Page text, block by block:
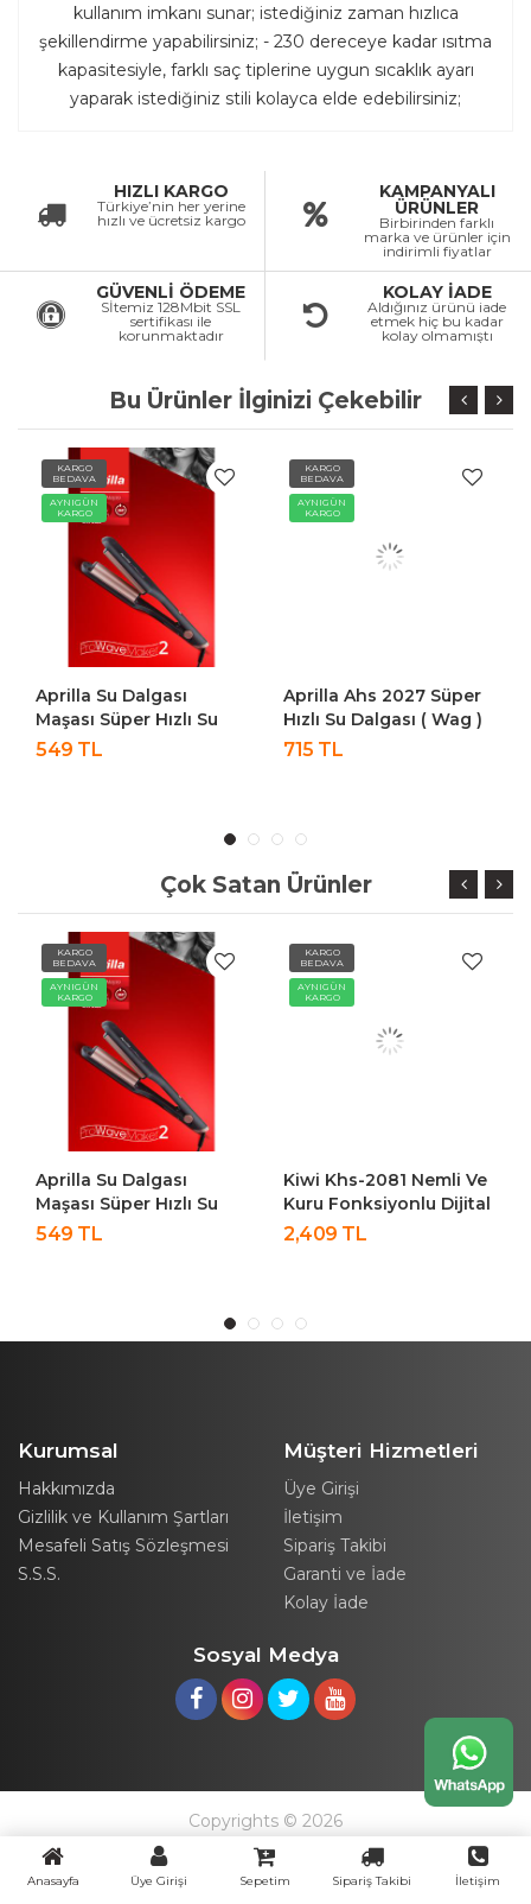
kullanım imkanı sunar; istediğiniz zaman hızlıca
şekillendirme yapabilirsiniz; - 230 dereceye kadar ısıtma
kapasitesiyle, farklı saç tiplerine uygun sıcaklık ayarı
yaparak istediğiniz stili kolayca elde edebilirsiniz;
HIZLI KARGO
Türkiye’nin her yerine
hızlı ve ücretsiz kargo
KAMPANYALI
ÜRÜNLER
Birbirinden farklı
marka ve ürünler için
indirimli fiyatlar
GÜVENLİ ÖDEME
Sİtemiz 128Mbit SSL
sertifikası ile
korunmaktadır
KOLAY İADE
Aldığınız ürünü iade
etmek hiç bu kadar
kolay olmamıştı
Bu Ürünler İlginizi Çekebilir
KARGO
BEDAVA
AYNIGÜN
KARGO
Aprilla Su Dalgası
Maşası Süper Hızlı Su
Dalgası ( Wag ) Maşası
549 TL
KARGO
BEDAVA
AYNIGÜN
KARGO
Aprilla Ahs 2027 Süper
Hızlı Su Dalgası ( Wag )
Maşası
715 TL
Çok Satan Ürünler
KARGO
BEDAVA
AYNIGÜN
KARGO
Aprilla Su Dalgası
Maşası Süper Hızlı Su
Dalgası ( Wag ) Maşası
549 TL
KARGO
BEDAVA
AYNIGÜN
KARGO
Kiwi Khs-2081 Nemli Ve
Kuru Fonksiyonlu Dijital
Göstergeli BLDC Motor
Fön Çekme Ve Saç
2,409 TL
Kurumsal
Hakkımızda
Gizlilik ve Kullanım Şartları
Mesafeli Satış Sözleşmesi
S.S.S.
Müşteri Hizmetleri
Üye Girişi
İletişim
Sipariş Takibi
Garanti ve İade
Kolay İade
Sosyal Medya
Copyrights © 2026
Anasayfa Üye Girişi Sepetim Sipariş Takibi İletişim